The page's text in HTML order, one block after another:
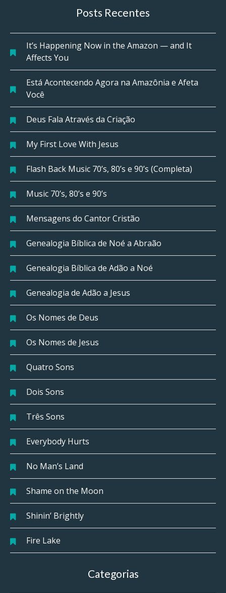
Posts Recentes
It’s Happening Now in the Amazon — and It
Affects You
Está Acontecendo Agora na Amazônia e Afeta
Você
Deus Fala Através da Criação
My First Love With Jesus
Flash Back Music 70’s, 80’s e 90’s (Completa)
Music 70’s, 80’s e 90’s
Mensagens do Cantor Cristão
Genealogia Bíblica de Noé a Abraão
Genealogia Bíblica de Adão a Noé
Genealogia de Adão a Jesus
Os Nomes de Deus
Os Nomes de Jesus
Quatro Sons
Dois Sons
Três Sons
Everybody Hurts
No Man’s Land
Shame on the Moon
Shinin’ Brightly
Fire Lake
Categorias